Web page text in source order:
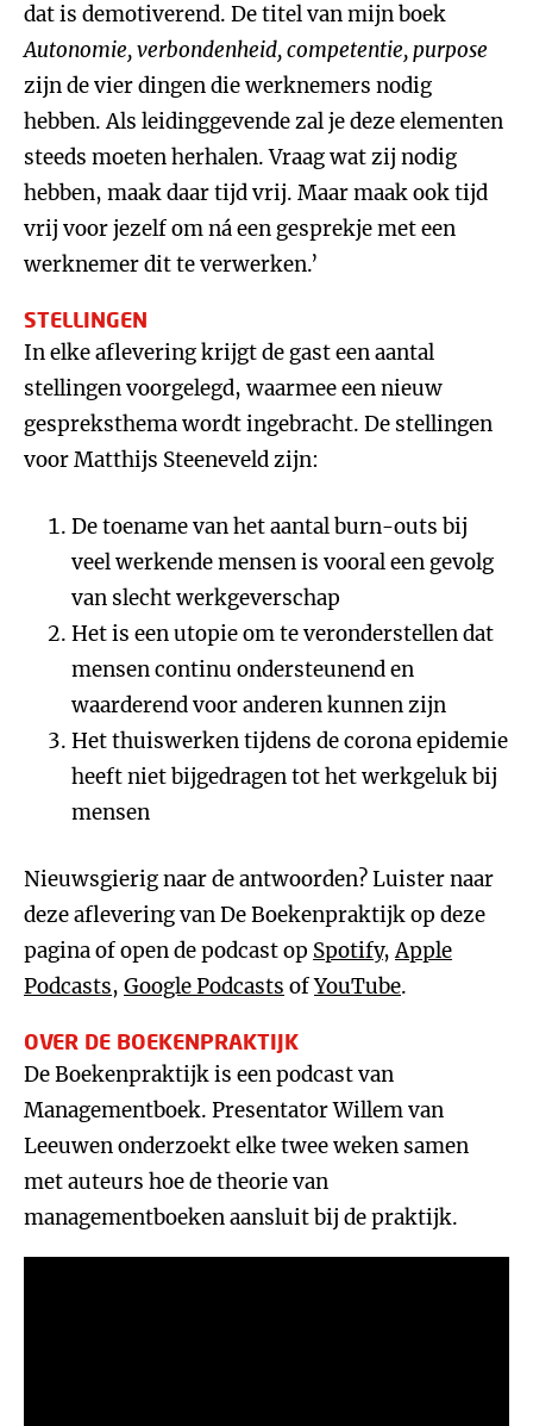
dat is demotiverend. De titel van mijn boek
Autonomie, verbondenheid, competentie, purpose
zijn de vier dingen die werknemers nodig
hebben. Als leidinggevende zal je deze elementen
steeds moeten herhalen. Vraag wat zij nodig
hebben, maak daar tijd vrij. Maar maak ook tijd
vrij voor jezelf om ná een gesprekje met een
werknemer dit te verwerken.’
STELLINGEN
In elke aflevering krijgt de gast een aantal
stellingen voorgelegd, waarmee een nieuw
gespreksthema wordt ingebracht. De stellingen
voor Matthijs Steeneveld zijn:
De toename van het aantal burn-outs bij
veel werkende mensen is vooral een gevolg
van slecht werkgeverschap
Het is een utopie om te veronderstellen dat
mensen continu ondersteunend en
waarderend voor anderen kunnen zijn
Het thuiswerken tijdens de corona epidemie
heeft niet bijgedragen tot het werkgeluk bij
mensen
Nieuwsgierig naar de antwoorden? Luister naar
deze aflevering van De Boekenpraktijk op deze
pagina of open de podcast op Spotify,Apple
Podcasts, Google Podcasts ofYouTube.
OVER DE BOEKENPRAKTIJK
De Boekenpraktijk is een podcast van
Managementboek. Presentator Willem van
Leeuwen onderzoekt elke twee weken samen
met auteurs hoe de theorie van
managementboeken aansluit bij de praktijk.